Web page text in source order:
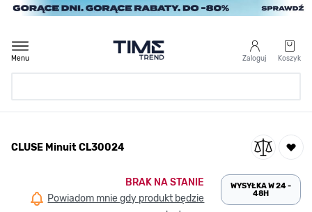
Przejdź do treści
Zaloguj Koszyk
Menu
/
CLUSE Minuit CL30024
CLUSE Minuit CL30024
BRAK NA STANIE
Powiadom mnie gdy produkt będzie
WYSYŁKA W 24 -
48H